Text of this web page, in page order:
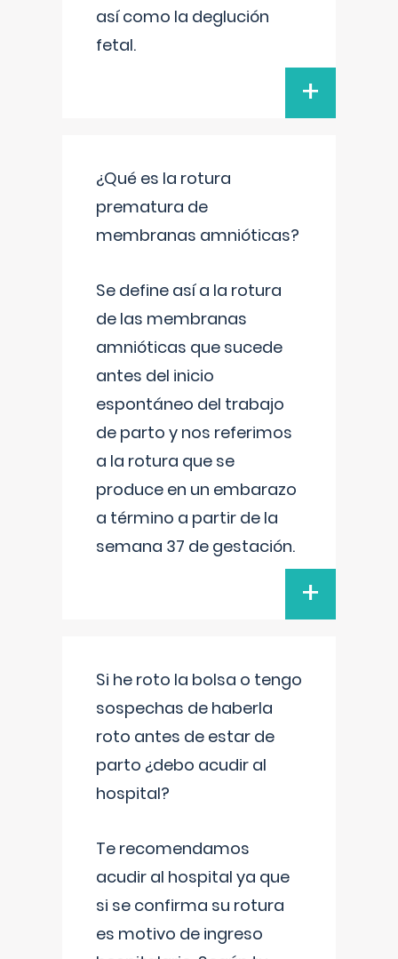
así como la deglución
fetal.
+
¿Qué es la rotura
prematura de
membranas amnióticas?
Se define así a la rotura
de las membranas
amnióticas que sucede
antes del inicio
espontáneo del trabajo
de parto y nos referimos
a la rotura que se
produce en un embarazo
a término a partir de la
semana 37 de gestación.
+
Si he roto la bolsa o tengo
sospechas de haberla
roto antes de estar de
parto ¿debo acudir al
hospital?
Te recomendamos
acudir al hospital ya que
si se confirma su rotura
es motivo de ingreso